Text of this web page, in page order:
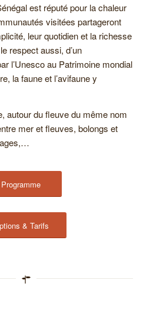
est réputé pour la chaleur
visitées partageront
leur quotidien et la richesse
respect aussi, d’un
l’Unesco au Patrimoine mondial
la faune et l’avifaune y
autour du fleuve du même nom
mer et fleuves, bolongs et
Programme
& Tarifs